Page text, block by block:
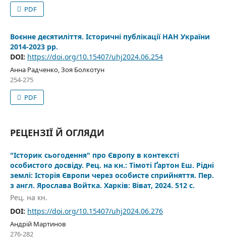
PDF
Воєнне десятиліття. Історичні публікації НАН України
2014-2023 рр.
DOI: https://doi.org/10.15407/uhj2024.06.254
Анна Радченко, Зоя Болкотун
254-275
PDF
РЕЦЕНЗІЇ Й ОГЛЯДИ
"Історик сьогодення" про Європу в контексті
особистого досвіду. Рец. на кн.: Тімоті Ґартон Еш. Рідні
землі: Історія Європи через особисте сприйняття. Пер.
з англ. Ярослава Войтка. Харків: Віват, 2024. 512 с.
Рец. на кн.
DOI: https://doi.org/10.15407/uhj2024.06.276
Андрій Мартинов
276-282